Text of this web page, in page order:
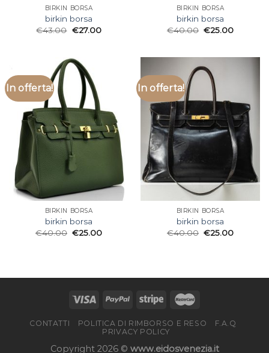
BIRKIN BORSA
birkin borsa
€43.00 €27.00
BIRKIN BORSA
birkin borsa
€40.00 €25.00
In offerta!
BIRKIN BORSA
birkin borsa
€40.00 €25.00
In offerta!
BIRKIN BORSA
birkin borsa
€40.00 €25.00
CONTATTI POLITICA DI RIMBORSO E RESO
F.A.Q
PRIVACY POLICY
Copyright 2026 © www.eidosvenezia.it